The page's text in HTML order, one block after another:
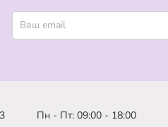
Пн - Пт: 09:00 - 18:00